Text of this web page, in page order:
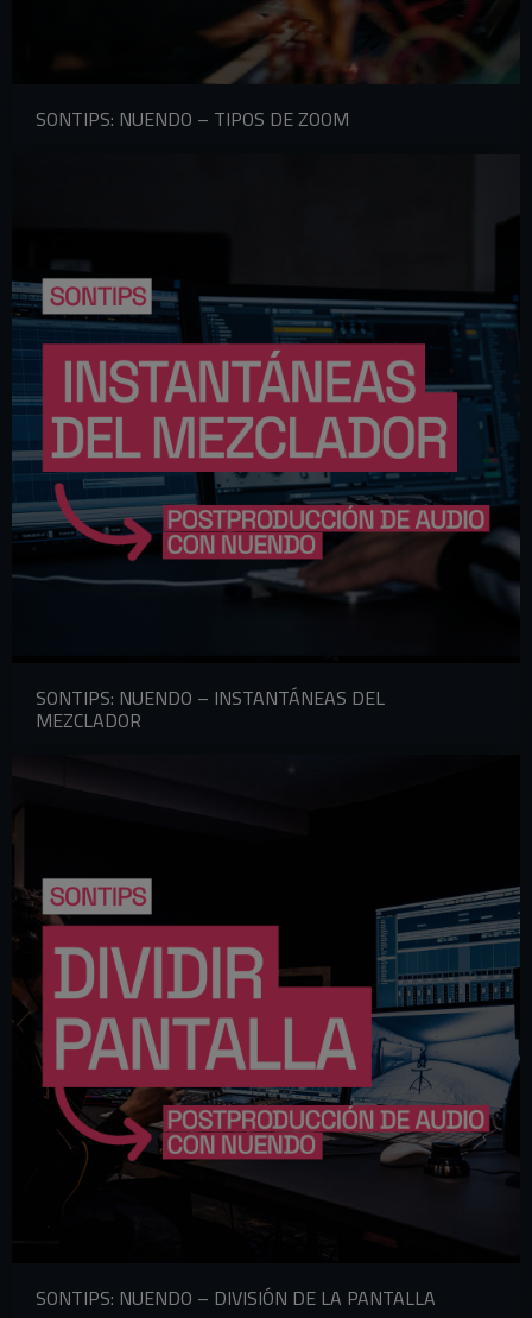
SONTIPS: NUENDO – TIPOS DE ZOOM
SONTIPS: NUENDO – INSTANTÁNEAS DEL
MEZCLADOR
SONTIPS: NUENDO – DIVISIÓN DE LA PANTALLA